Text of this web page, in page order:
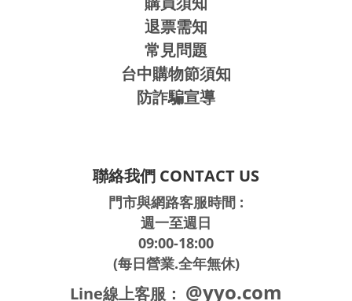
退票需知
常見問題
台中購物節須知
防詐騙宣導
聯絡我們 CONTACT US
門市與網路客服時間 :
週一至週日
09:00-18:00
(每日營業.全年無休)
Line線上客服： @yyo.com